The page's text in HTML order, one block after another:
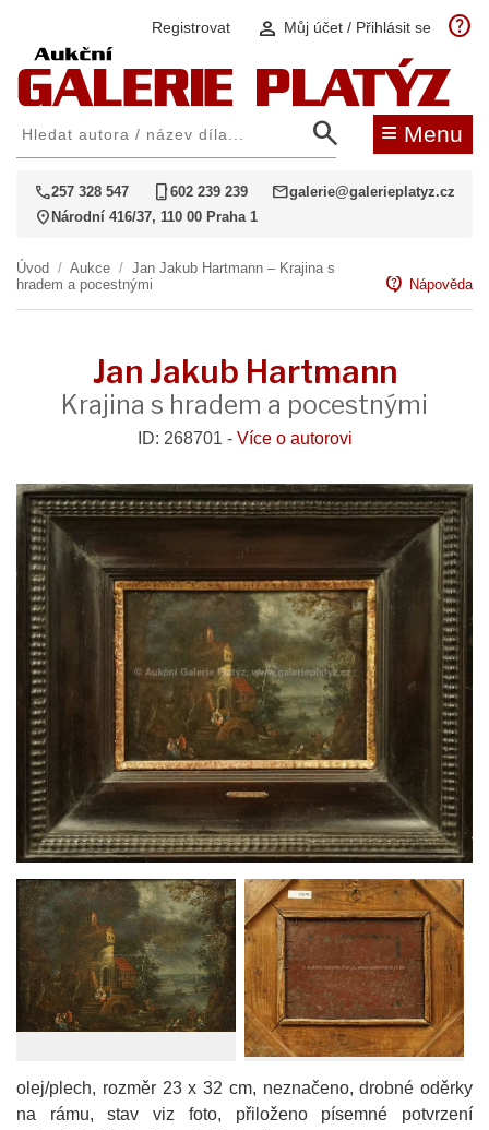
Registrovat person Můj účet / Přihlásit se help
search ≡ Menu
call257 328 547 phone_iphone602 239 239 mailgalerie@galerieplatyz.cz
location_on Národní 416/37, 110 00 Praha 1
Úvod / Aukce / Jan Jakub Hartmann – Krajina s
hradem a pocestnými
contact_support Nápověda
Jan Jakub Hartmann
Krajina s hradem a pocestnými
ID: 268701 - Více o autorovi
olej/plech, rozměr 23 x 32 cm, neznačeno, drobné oděrky
na rámu, stav viz foto, přiloženo písemné potvrzení